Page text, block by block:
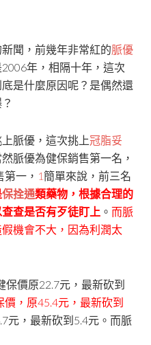
聞，前幾年非常紅的脈優
年，相隔十年，這次
底是什麼原因呢？是偶然還
脈優，這次挑上冠脂妥
脈優為健保銷售第一名，
一， 1簡單來說，前三名
保拴通類藥物，根據合理的
查是否有歹徒盯上 。而脈
機會不大，因為利潤太
保價原22.7元，最新砍到
價，原45.4元，最新砍到
元，最新砍到5.4元。而脈